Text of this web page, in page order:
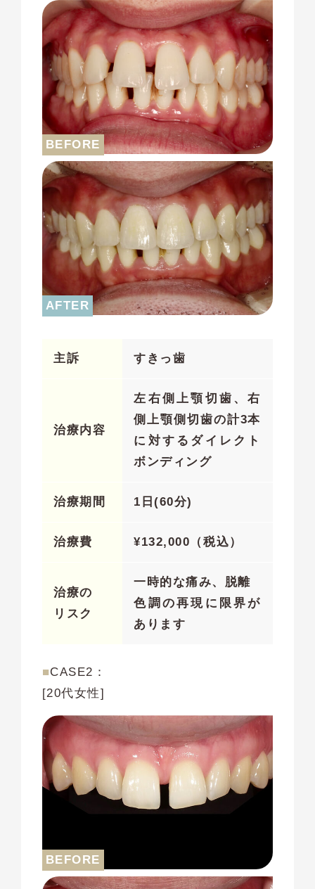
主訴 すきっ歯
治療内容
左右側上顎切歯、右
側上顎側切歯の計3本
に対するダイレクト
ボンディング
治療期間 1日(60分)
治療費 ¥132,000（税込）
治療の
リスク
一時的な痛み、脱離
色調の再現に限界が
あります
■CASE2：
[20代女性]